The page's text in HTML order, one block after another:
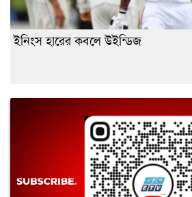
ইনিংস হারের কবলে উইন্ডিজ